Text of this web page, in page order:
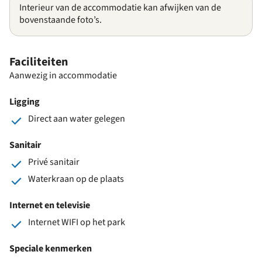
Interieur van de accommodatie kan afwijken van de
bovenstaande foto’s.
Faciliteiten
Aanwezig in accommodatie
Ligging
Direct aan water gelegen
Sanitair
Privé sanitair
Waterkraan op de plaats
Internet en televisie
Internet WIFI op het park
Speciale kenmerken